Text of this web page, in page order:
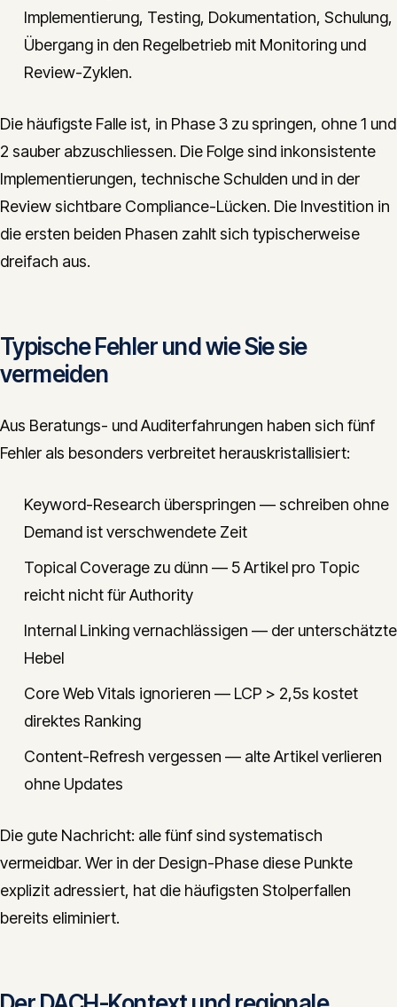
Implementierung, Testing, Dokumentation, Schulung,
Übergang in den Regelbetrieb mit Monitoring und
Review-Zyklen.
Die häufigste Falle ist, in Phase 3 zu springen, ohne 1 und
2 sauber abzuschliessen. Die Folge sind inkonsistente
Implementierungen, technische Schulden und in der
Review sichtbare Compliance-Lücken. Die Investition in
die ersten beiden Phasen zahlt sich typischerweise
dreifach aus.
Typische Fehler und wie Sie sie
vermeiden
Aus Beratungs- und Auditerfahrungen haben sich fünf
Fehler als besonders verbreitet herauskristallisiert:
Keyword-Research überspringen — schreiben ohne
Demand ist verschwendete Zeit
Topical Coverage zu dünn — 5 Artikel pro Topic
reicht nicht für Authority
Internal Linking vernachlässigen — der unterschätzte
Hebel
Core Web Vitals ignorieren — LCP > 2,5s kostet
direktes Ranking
Content-Refresh vergessen — alte Artikel verlieren
ohne Updates
Die gute Nachricht: alle fünf sind systematisch
vermeidbar. Wer in der Design-Phase diese Punkte
explizit adressiert, hat die häufigsten Stolperfallen
bereits eliminiert.